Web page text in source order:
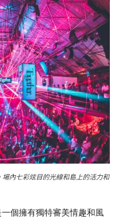
內七彩炫目的光線和島上的活力和
個擁有獨特審美情趣和風